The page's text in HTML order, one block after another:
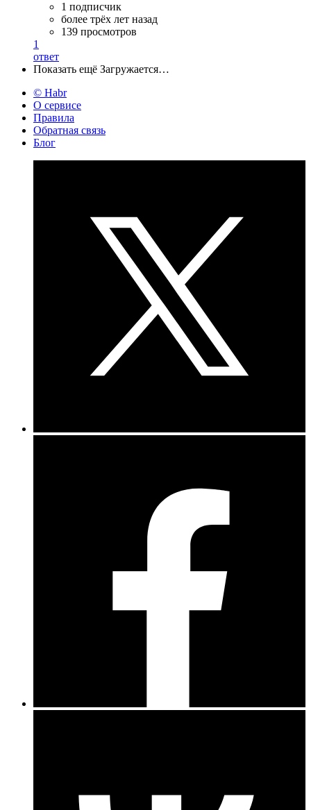
1 подписчик
более трёх лет назад
139 просмотров
1
ответ
Показать ещё Загружается…
© Habr
О сервисе
Правила
Обратная связь
Блог